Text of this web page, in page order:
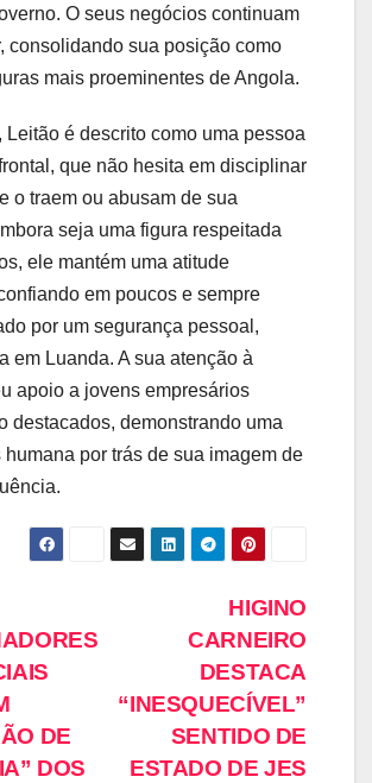
O seus negócios continuam
consolidando sua posição como
mais proeminentes de Angola.
Leitão é descrito como uma pessoa
que não hesita em disciplinar
o traem ou abusam de sua
seja uma figura respeitada
ele mantém uma atitude
em poucos e sempre
por um segurança pessoal,
em Luanda. A sua atenção à
apoio a jovens empresários
destacados, demonstrando uma
humana por trás de sua imagem de
HIGINO
CARNEIRO
DESTACA
“INESQUECÍVEL”
SENTIDO DE
ESTADO DE JES
DE
DOS